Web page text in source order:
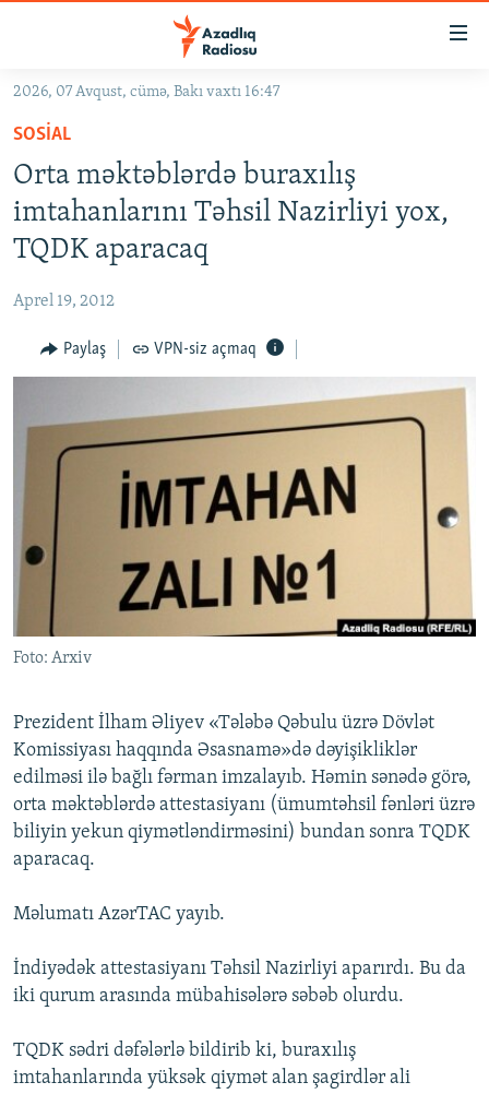
Əsas
qayıt
Əsas
naviqasiyaya
qayıt
Axtarışa
GÜNDƏM
KORRUPSIOMETR
#ƏSLINDƏ
QANUNI DOĞRU
ARAŞDIRMA
VIDEO
FOTOQALEREYA
İNFOQRAFIKA
KARIKATURA
RADIO ARXIV
OXU ZALI
AZƏRBAYCAN ƏDƏBIYYATI KITABXANASI
İSLAM VƏ DEMOKRATIYA
İZ - MƏDƏNIYYƏT PROQRAMI
HAQQIMIZDA
MISSIYAMIZ
PEŞƏ ETIKASI VƏ JURNALISTIKA STANDARTLARIMIZ
MATERIALLARIMIZDAN ISTIFADƏ
AZADLIQRADIOSU MOBIL TELEFONUNUZDA
BIZIMLƏ ƏLAQƏ
BIZI IZLƏ
RFE/RL-in bütün saytları
2026, 07 Avqust, cümə, Bakı vaxtı 16:47
SOSIAL
Orta məktəblərdə buraxılış
imtahanlarını Təhsil Nazirliyi yox,
TQDK aparacaq
Aprel 19, 2012
Paylaş VPN-siz açmaq
Foto: Arxiv
Prezident İlham Əliyev «Tələbə Qəbulu üzrə Dövlət
Komissiyası haqqında Əsasnamə»də dəyişikliklər
edilməsi ilə bağlı fərman imzalayıb. Həmin sənədə görə,
orta məktəblərdə attestasiyanı (ümumtəhsil fənləri üzrə
biliyin yekun qiymətləndirməsini) bundan sonra TQDK
aparacaq.
Məlumatı AzərTAC yayıb.
İndiyədək attestasiyanı Təhsil Nazirliyi aparırdı. Bu da
iki qurum arasında mübahisələrə səbəb olurdu.
TQDK sədri dəfələrlə bildirib ki, buraxılış
imtahanlarında yüksək qiymət alan şagirdlər ali